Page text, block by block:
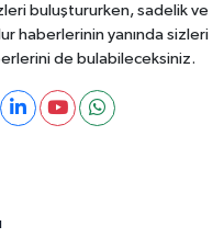
buluştururken, sadelik ve
haberlerinin yanında sizleri
de bulabileceksiniz.